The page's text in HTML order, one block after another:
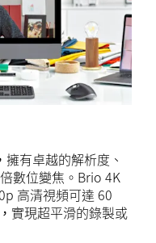
有卓越的解析度、
數位變焦。Brio 4K
高清視頻可達 60
實現超平滑的錄製或